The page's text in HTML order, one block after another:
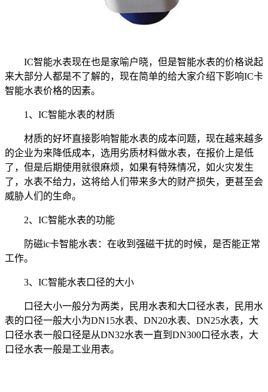
IC智能水表现在也是家喻户晓，但是智能水表的价格说起
来大部分人都是不了解的，现在简单的给大家介绍下影响IC卡
智能水表价格的因素。
1、IC智能水表的材质
材质的好坏直接影响智能水表的成本问题，现在越来越多
的企业为来降低成本，选用劣质材料做水表，在报价上是低
了，但是后期使用就很麻烦，如果有特殊情况，如火灾发生
了，水表不给力，这将给人们带来多大的财产损失，更甚至会
威胁人们的生命。
2、IC智能水表的功能
防磁ic卡智能水表：在收到强磁干扰的时候，是否能正常
工作。
3、IC智能水表口径的大小
口径大小一般分为两类，民用水表和大口径水表，民用水
表的口径一般大小为DN15水表、DN20水表、DN25水表，大
口径水表一般口径是从DN32水表一直到DN300口径水表，大
口径水表一般是工业用表。